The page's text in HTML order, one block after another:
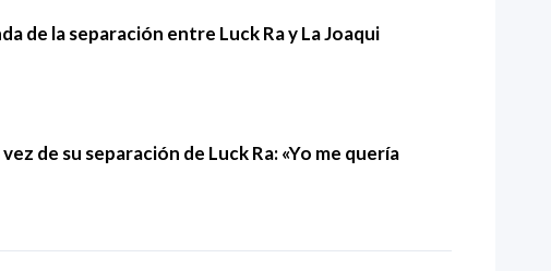
de la separación entre Luck Ra y La Joaqui
de su separación de Luck Ra: «Yo me quería